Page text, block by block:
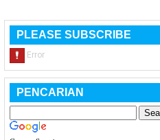
PLEASE SUBSCRIBE
PENCARIAN